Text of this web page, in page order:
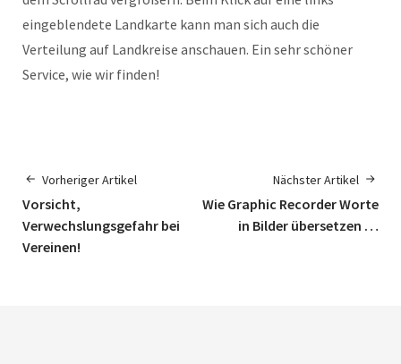
eingeblendete Landkarte kann man sich auch die
Verteilung auf Landkreise anschauen. Ein sehr schöner
Service, wie wir finden!
Vorheriger Artikel
Vorsicht,
Verwechslungsgefahr bei
Vereinen!
Nächster Artikel
Wie Graphic Recorder Worte
in Bilder übersetzen …